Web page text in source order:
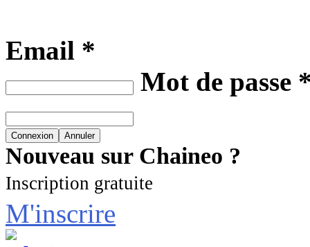
Email *
Mot de passe
Nouveau sur Chaineo ?
Inscription gratuite
M'inscrire